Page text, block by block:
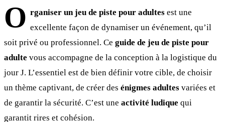
O rganiser un jeu de piste pour adultesest une
excellente façon de dynamiser un événement, qu’il
soit privé ou professionnel. Ce guide de jeu de piste pour
adulte vous accompagne de la conception à la logistique du
jour J. L’essentiel est de bien définir votre cible, de choisir
un thème captivant, de créer des énigmes adultes variées et
de garantir la sécurité. C’est une activité ludique qui
garantit rires et cohésion.